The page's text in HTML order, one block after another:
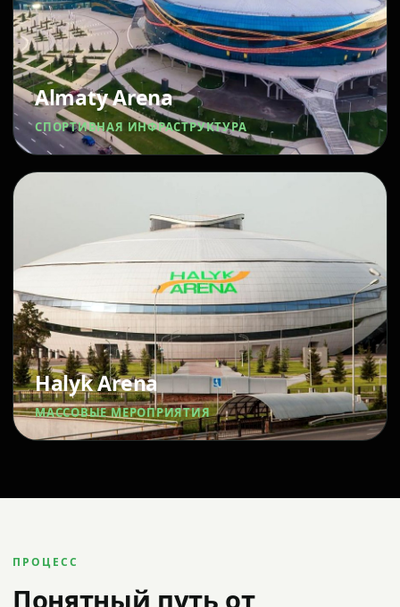
Almaty Arena
СПОРТИВНАЯ ИНФРАСТРУКТУРА
Halyk Arena
МАССОВЫЕ МЕРОПРИЯТИЯ
ПРОЦЕСС
Понятный путь от